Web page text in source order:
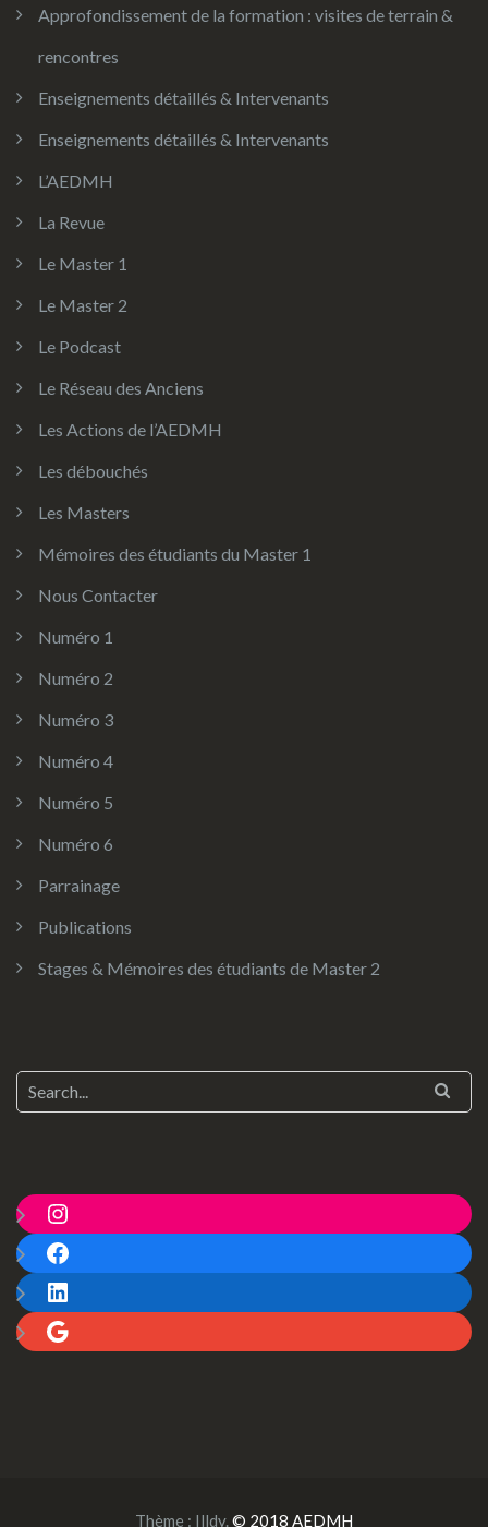
Approfondissement de la formation : visites de terrain &
rencontres
Enseignements détaillés & Intervenants
Enseignements détaillés & Intervenants
L’AEDMH
La Revue
Le Master 1
Le Master 2
Le Podcast
Le Réseau des Anciens
Les Actions de l’AEDMH
Les débouchés
Les Masters
Mémoires des étudiants du Master 1
Nous Contacter
Numéro 1
Numéro 2
Numéro 3
Numéro 4
Numéro 5
Numéro 6
Parrainage
Publications
Stages & Mémoires des étudiants de Master 2
Instagram
Facebook
LinkedIn
Google
Thème : Illdy.© 2018 AEDMH